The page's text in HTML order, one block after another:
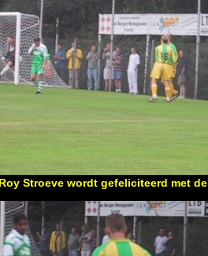
Roy Stroeve wordt gefeliciteerd met